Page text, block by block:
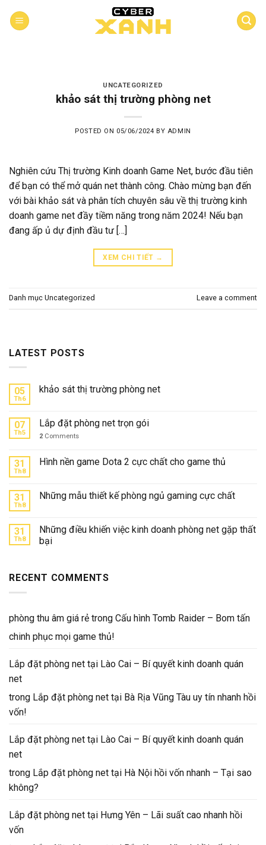
UNCATEGORIZED
khảo sát thị trường phòng net
POSTED ON 05/06/2024 BY ADMIN
Nghiên cứu Thị trường Kinh doanh Game Net, bước đầu tiên
để bạn có thể mở quán net thành công. Chào mừng bạn đến
với bài khảo sát và phân tích chuyên sâu về thị trường kinh
doanh game net đầy tiềm năng trong năm 2024! Nếu bạn
đang ấp ủ dự định đầu tư […]
XEM CHI TIẾT →
Danh mục Uncategorized Leave a comment
LATEST POSTS
05
Th6
khảo sát thị trường phòng net
07
Th5
Lắp đặt phòng net trọn gói
2 Comments
31
Th8
Hình nền game Dota 2 cực chất cho game thủ
31
Th8
Những mẫu thiết kế phòng ngủ gaming cực chất
31
Th8
Những điều khiến việc kinh doanh phòng net gặp thất
bại
RECENT COMMENTS
phòng thu âm giá rẻ trong Cấu hình Tomb Raider – Bom tấn
chinh phục mọi game thủ!
Lắp đặt phòng net tại Lào Cai – Bí quyết kinh doanh quán
net
trong Lắp đặt phòng net tại Bà Rịa Vũng Tàu uy tín nhanh hồi
vốn!
Lắp đặt phòng net tại Lào Cai – Bí quyết kinh doanh quán
net
trong Lắp đặt phòng net tại Hà Nội hồi vốn nhanh – Tại sao
không?
Lắp đặt phòng net tại Hưng Yên – Lãi suất cao nhanh hồi
vốn